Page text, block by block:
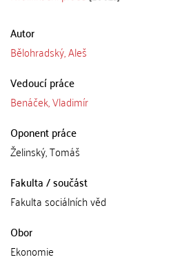
Autor
Bělohradský, Aleš
Vedoucí práce
Benáček, Vladimír
Oponent práce
Želinský, Tomáš
Fakulta / součást
Fakulta sociálních věd
Obor
Ekonomie